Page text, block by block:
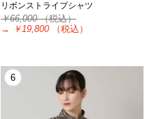
リボンストライプシャツ
￥66,000（税込）
→
￥19,800 （税込）
6